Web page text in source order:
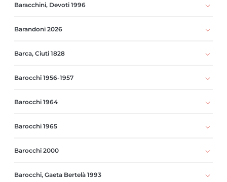
Baracchini, Devoti 1996
Barandoni 2026
Barca, Ciuti 1828
Barocchi 1956-1957
Barocchi 1964
Barocchi 1965
Barocchi 2000
Barocchi, Gaeta Bertelà 1993